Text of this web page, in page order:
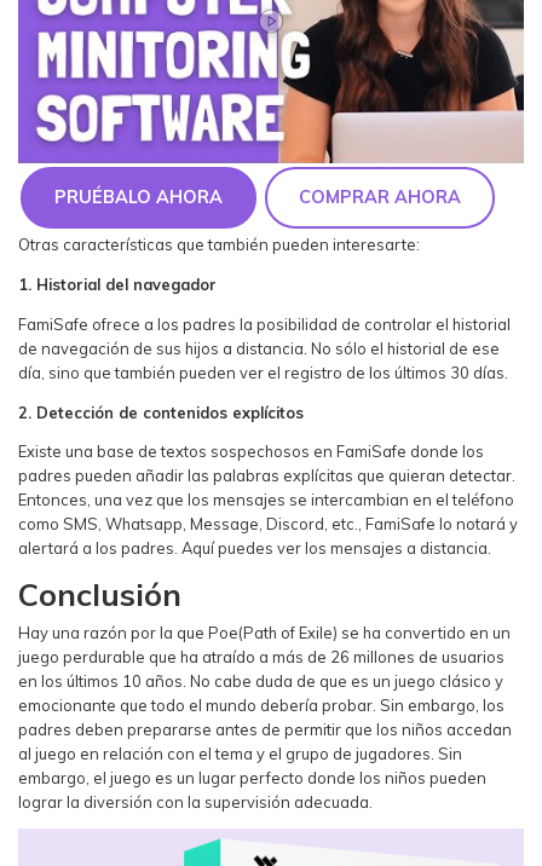
PRUÉBALO AHORA COMPRAR AHORA
Otras características que también pueden interesarte:
1. Historial del navegador
FamiSafe ofrece a los padres la posibilidad de controlar el historial
de navegación de sus hijos a distancia. No sólo el historial de ese
día, sino que también pueden ver el registro de los últimos 30 días.
2. Detección de contenidos explícitos
Existe una base de textos sospechosos en FamiSafe donde los
padres pueden añadir las palabras explícitas que quieran detectar.
Entonces, una vez que los mensajes se intercambian en el teléfono
como SMS, Whatsapp, Message, Discord, etc., FamiSafe lo notará y
alertará a los padres. Aquí puedes ver los mensajes a distancia.
Conclusión
Hay una razón por la que Poe(Path of Exile) se ha convertido en un
juego perdurable que ha atraído a más de 26 millones de usuarios
en los últimos 10 años. No cabe duda de que es un juego clásico y
emocionante que todo el mundo debería probar. Sin embargo, los
padres deben prepararse antes de permitir que los niños accedan
al juego en relación con el tema y el grupo de jugadores. Sin
embargo, el juego es un lugar perfecto donde los niños pueden
lograr la diversión con la supervisión adecuada.